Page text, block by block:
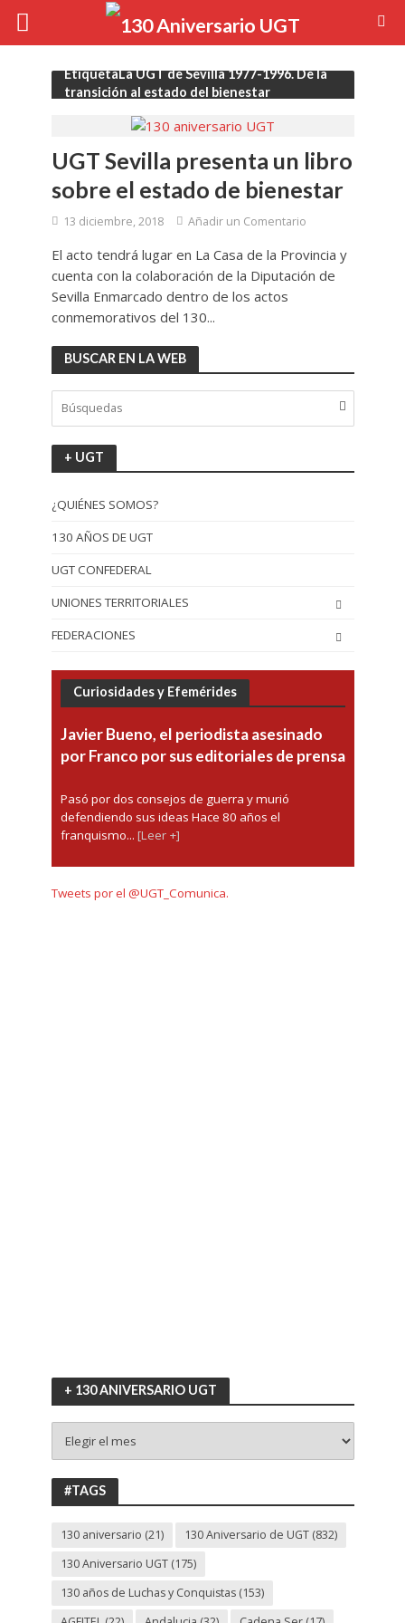
EtiquetaLa UGT de Sevilla 1977-1996. De la
transición al estado del bienestar
UGT Sevilla presenta un libro
sobre el estado de bienestar
13 diciembre, 2018 Añadir un Comentario
El acto tendrá lugar en La Casa de la Provincia y
cuenta con la colaboración de la Diputación de
Sevilla Enmarcado dentro de los actos
conmemorativos del 130...
BUSCAR EN LA WEB
+ UGT
¿QUIÉNES SOMOS?
130 AÑOS DE UGT
UGT CONFEDERAL
UNIONES TERRITORIALES
FEDERACIONES
Curiosidades y Efemérides
Javier Bueno, el periodista asesinado
por Franco por sus editoriales de prensa
Pasó por dos consejos de guerra y murió
defendiendo sus ideas Hace 80 años el
franquismo... [Leer +]
Tweets por el @UGT_Comunica.
+ 130 ANIVERSARIO UGT
130
ANIVERSARIO
UGT
#TAGS
130 aniversario (21) 130 Aniversario de UGT(832)
130 Aniversario UGT(175)
130 años de Luchas y Conquistas(153)